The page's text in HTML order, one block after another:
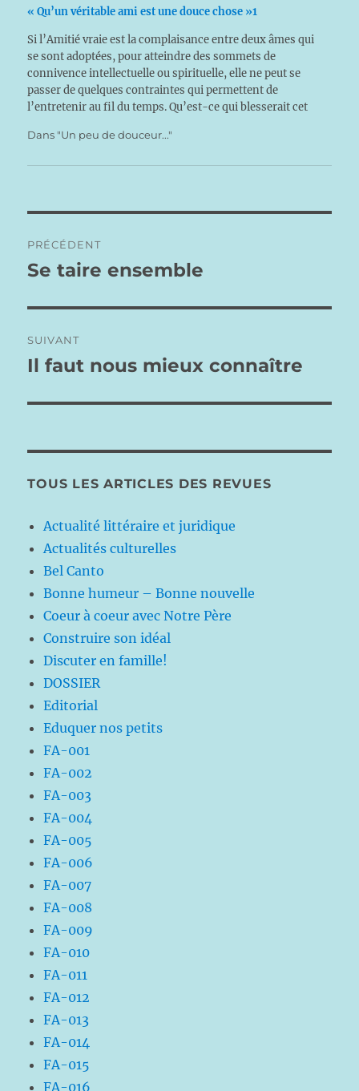
« Qu’un véritable ami est une douce chose »1
Si l’Amitié vraie est la complaisance entre deux âmes qui
se sont adoptées, pour atteindre des sommets de
connivence intellectuelle ou spirituelle, elle ne peut se
passer de quelques contraintes qui permettent de
l’entretenir au fil du temps. Qu’est-ce qui blesserait cet
Dans "Un peu de douceur..."
de
PRÉCÉDENT
Publication
Se taire ensemble
SUIVANT
Publication
Il faut nous mieux connaître
TOUS LES ARTICLES DES REVUES
Actualité littéraire et juridique
Actualités culturelles
Bel Canto
Bonne humeur – Bonne nouvelle
Coeur à coeur avec Notre Père
Construire son idéal
Discuter en famille!
DOSSIER
Editorial
Eduquer nos petits
FA-001
FA-002
FA-003
FA-004
FA-005
FA-006
FA-007
FA-008
FA-009
FA-010
FA-011
FA-012
FA-013
FA-014
FA-015
FA-016